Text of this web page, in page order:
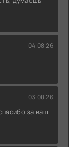
04.08.26
03.08.26
за ваш